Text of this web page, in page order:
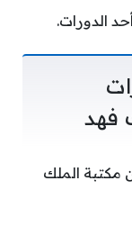
الدورات.
فهد
مكتبة الملك